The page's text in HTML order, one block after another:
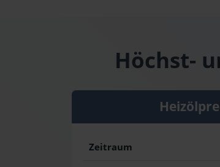
Höchst-
Zeitraum